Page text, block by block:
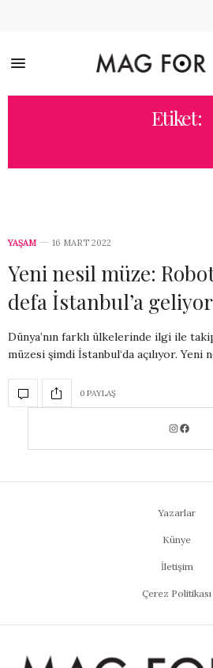
Etiket:
YAŞAM 16 MART 2022
Yeni nesil müze:
defa İstanbul’a
Dünya’nın farklı ülkelerinde ilgi ile
müzesi şimdi İstanbul‘da açılıyor. Yeni
0 PAYLAŞ
Yazarlar
Künye
İletişim
Çerez Politikası